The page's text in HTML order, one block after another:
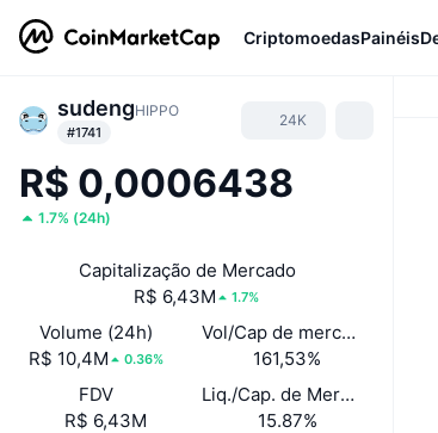
CriptomoedasPainéis
sudengHIPPO
#1741
24K
R$ 0,0006438
1.7% (24h)
Capitalização de Mercado
R$ 6,43M
1.7%
Volume (24h)
R$ 10,4M
0.36%
Vol/Cap de mercado (24h)
161,53%
FDV
R$ 6,43M
Liq./Cap. de Mercado
15.87%